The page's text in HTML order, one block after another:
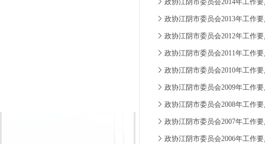
政协江阴市委员会2014年工作
政协江阴市委员会2013年工作
政协江阴市委员会2012年工作
政协江阴市委员会2011年工作
政协江阴市委员会2010年工作
政协江阴市委员会2009年工作
政协江阴市委员会2008年工作
政协江阴市委员会2007年工作
政协江阴市委员会2006年工作